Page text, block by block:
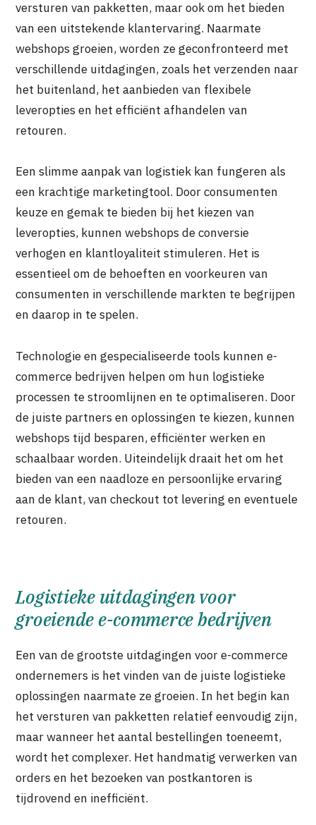
versturen van pakketten, maar ook om het bieden
van een uitstekende klantervaring. Naarmate
webshops groeien, worden ze geconfronteerd met
verschillende uitdagingen, zoals het verzenden naar
het buitenland, het aanbieden van flexibele
leveropties en het efficiënt afhandelen van
retouren.
Een slimme aanpak van logistiek kan fungeren als
een krachtige marketingtool. Door consumenten
keuze en gemak te bieden bij het kiezen van
leveropties, kunnen webshops de conversie
verhogen en klantloyaliteit stimuleren. Het is
essentieel om de behoeften en voorkeuren van
consumenten in verschillende markten te begrijpen
en daarop in te spelen.
Technologie en gespecialiseerde tools kunnen e-
commerce bedrijven helpen om hun logistieke
processen te stroomlijnen en te optimaliseren. Door
de juiste partners en oplossingen te kiezen, kunnen
webshops tijd besparen, efficiënter werken en
schaalbaar worden. Uiteindelijk draait het om het
bieden van een naadloze en persoonlijke ervaring
aan de klant, van checkout tot levering en eventuele
retouren.
Logistieke uitdagingen voor
groeiende e-commerce bedrijven
Een van de grootste uitdagingen voor e-commerce
ondernemers is het vinden van de juiste logistieke
oplossingen naarmate ze groeien. In het begin kan
het versturen van pakketten relatief eenvoudig zijn,
maar wanneer het aantal bestellingen toeneemt,
wordt het complexer. Het handmatig verwerken van
orders en het bezoeken van postkantoren is
tijdrovend en inefficiënt.